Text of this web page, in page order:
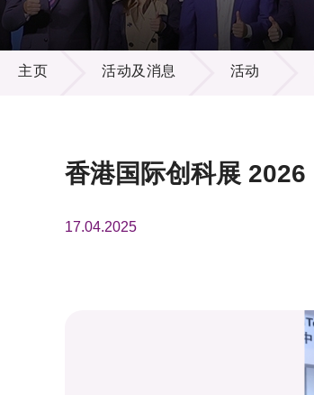
活动及消息
主页 活动及消息 活动
香港国际创科展 2026
17.04.2025